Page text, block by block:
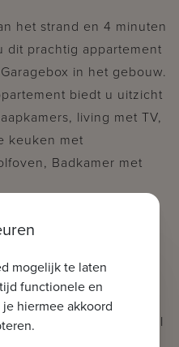
het strand en 4 minuten
dit prachtig appartement
in het gebouw.
biedt u uitzicht
living met TV,
keuken met
Badkamer met
Het appartement
op jaarbasis, maar kan
gehuurd, maximaal
mogelijk te laten
functionele en
hiermee akkoord